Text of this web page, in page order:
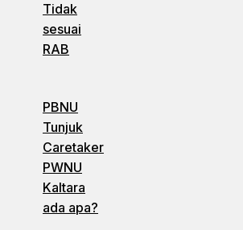
Tidak
sesuai
RAB
PBNU
Tunjuk
Caretaker
PWNU
Kaltara
ada apa?